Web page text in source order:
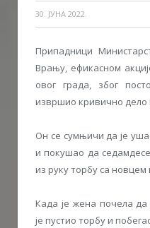
30. ЈУНА 2022.
Припадници
Врању, ефикасном
овог града, због
извршио кривично дело
Он се сумњичи да је
и покушао да
из руку торбу са
Када је жена почела
је пустио торбу и